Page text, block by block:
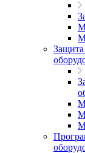
Защита